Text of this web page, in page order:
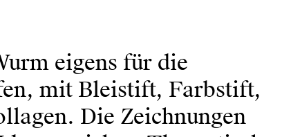
eigens für die
mit Bleistift, Farbstift,
Die Zeichnungen